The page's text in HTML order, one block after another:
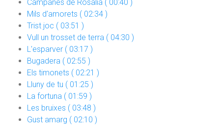
Campanes de Rosalia ( 00:40 )
Mils d'amorets ( 02:34 )
Trist joc ( 03:51 )
Vull un trosset de terra ( 04:30 )
L'esparver ( 03:17 )
Bugadera ( 02:55 )
Els timonets ( 02:21 )
Lluny de tu ( 01:25 )
La fortuna ( 01:59 )
Les bruixes ( 03:48 )
Gust amarg ( 02:10 )